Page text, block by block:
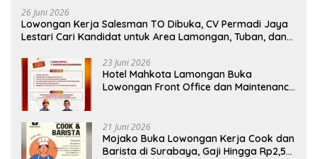
26 Juni 2026
Lowongan Kerja Salesman TO Dibuka, CV Permadi Jaya
Lestari Cari Kandidat untuk Area Lamongan, Tuban, dan
23 Juni 2026
Hotel Mahkota Lamongan Buka
Lowongan Front Office dan Maintenance
21 Juni 2026
Mojako Buka Lowongan Kerja Cook dan
Barista di Surabaya, Gaji Hingga Rp2,5